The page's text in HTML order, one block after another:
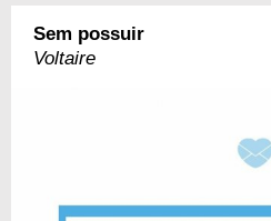
Sem possuir
Voltaire